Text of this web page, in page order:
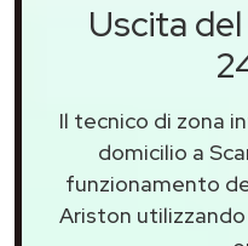
Uscita
Il tecnico di zona
domicilio a
funzionamento
Ariston